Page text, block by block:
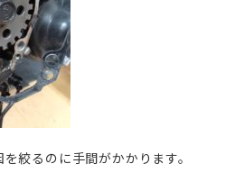
絞るのに手間がかかります。